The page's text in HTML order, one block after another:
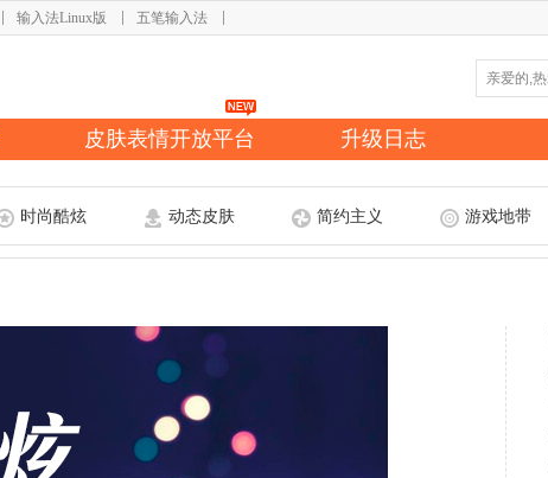
输入法Linux版 五笔输入法
皮肤表情开放平台 升级日志
时尚酷炫 动态皮肤 简约主义 游戏地带